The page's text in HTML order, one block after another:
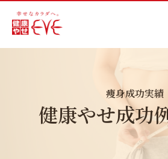
痩身成功実績
健康やせ成功